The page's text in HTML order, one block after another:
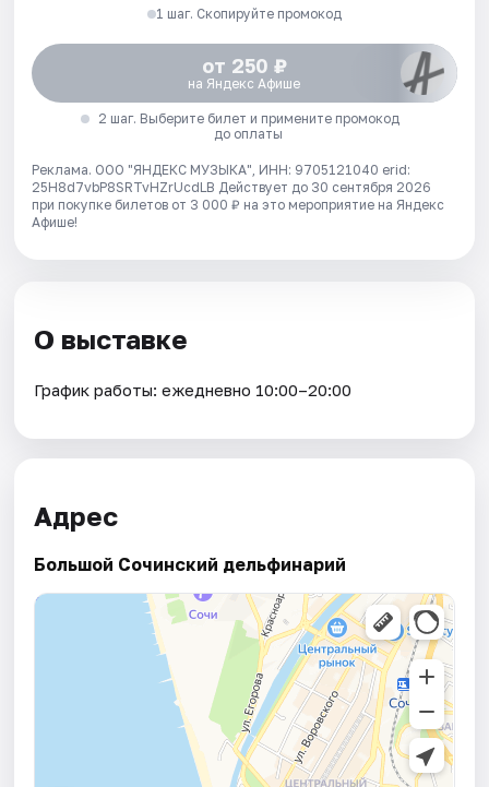
1 шаг. Скопируйте промокод
от 250 ₽
на Яндекс Афише
2 шаг. Выберите билет и примените промокод
до оплаты
Реклама. ООО "ЯНДЕКС МУЗЫКА", ИНН: 9705121040 erid:
25H8d7vbP8SRTvHZrUcdLB Действует до 30 сентября 2026
при покупке билетов от 3 000 ₽ на это мероприятие на Яндекс
Афише!
О выставке
График работы: ежедневно 10:00–20:00
Адрес
Большой Сочинский дельфинарий